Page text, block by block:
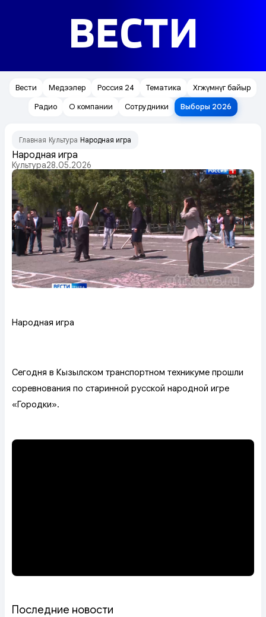
ВЕСТИ
Вести Медээлер Россия 24 Тематика
Хөгжүмнүг байыр
Радио
О компании Сотрудники Выборы 2026
Главная Культура Народная игра
Народная игра
Культура28.05.2026
Народная игра
Сегодня в Кызылском транспортном техникуме прошли
соревнования по старинной русской народной игре
«Городки».
Последние новости